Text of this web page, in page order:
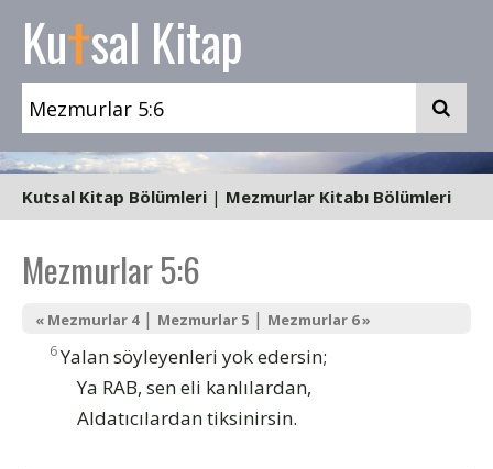
Kutsal Kitap
Kutsal Kitap Bölümleri | Mezmurlar Kitabı Bölümleri
Mezmurlar 5:6
« Mezmurlar 4| Mezmurlar 5 | Mezmurlar 6 »
6Yalan söyleyenleri yok edersin;
Ya RAB, sen eli kanlılardan,
Aldatıcılardan tiksinirsin.